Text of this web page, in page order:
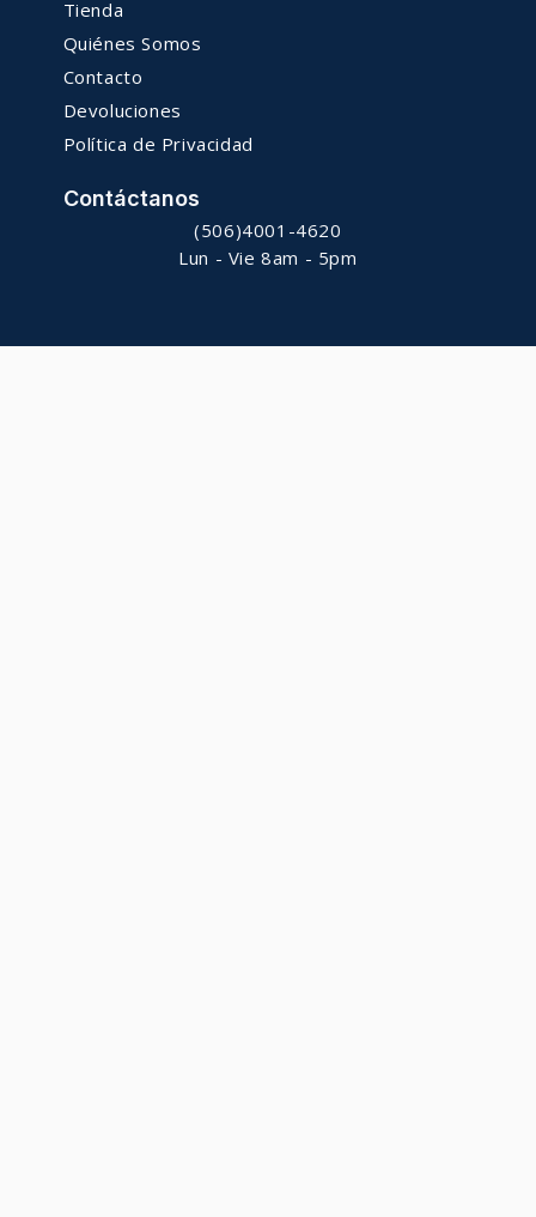
Tienda
Quiénes Somos
Contacto
Devoluciones
Política de Privacidad
Contáctanos
(506)4001-4620
Lun - Vie 8am - 5pm